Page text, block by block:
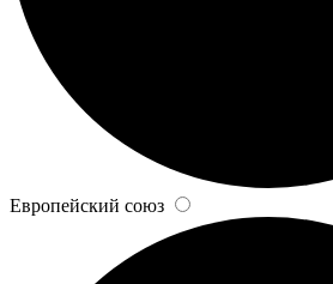
Европейский союз